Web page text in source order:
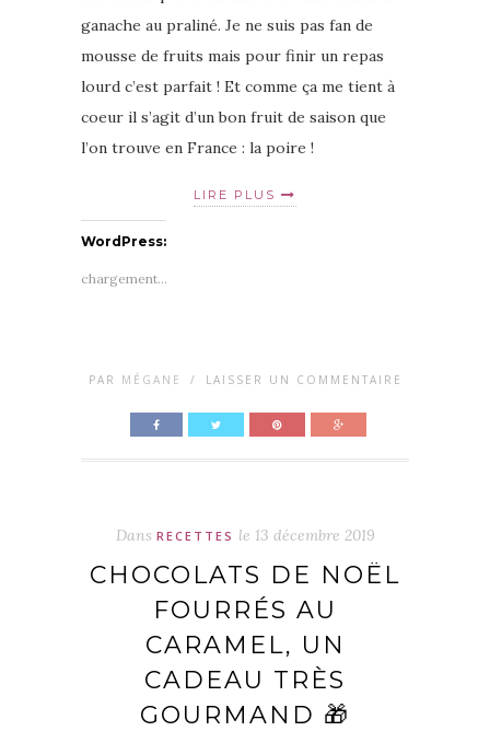
ganache au praliné. Je ne suis pas fan de
mousse de fruits mais pour finir un repas
lourd c’est parfait ! Et comme ça me tient à
coeur il s’agit d’un bon fruit de saison que
l’on trouve en France : la poire !
LIRE PLUS
WordPress:
chargement…
PAR MÉGANE / LAISSER UN COMMENTAIRE
Dans RECETTES le 13 décembre 2019
CHOCOLATS DE NOËL
FOURRÉS AU
CARAMEL, UN
CADEAU TRÈS
GOURMAND 🎁